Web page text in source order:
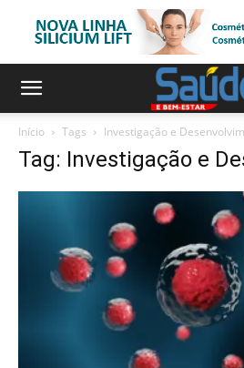
Início Tags Investigação e
Tag: Investigação e